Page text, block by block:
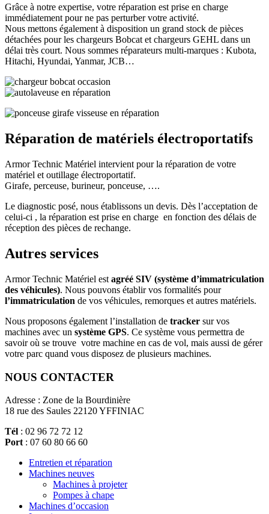
Grâce à notre expertise, votre réparation est prise en charge
immédiatement pour ne pas perturber votre activité.
Nous mettons également à disposition un grand stock de pièces
détachées pour les chargeurs Bobcat et chargeurs GEHL dans un
délai très court. Nous sommes réparateurs multi-marques : Kubota,
Hitachi, Hyundai, Yanmar, JCB…
Réparation de matériels électroportatifs
Armor Technic Matériel intervient pour la réparation de votre
matériel et outillage électroportatif.
Girafe, perceuse, burineur, ponceuse, ….
Le diagnostic posé, nous établissons un devis. Dès l’acceptation de
celui-ci , la réparation est prise en charge en fonction des délais de
réception des pièces de rechange.
Autres services
Armor Technic Matériel est agréé SIV (système d’immatriculation
des véhicules). Nous pouvons établir vos formalités pour
l’immatriculation de vos véhicules, remorques et autres matériels.
Nous proposons également l’installation de tracker sur vos
machines avec un système GPS. Ce système vous permettra de
savoir où se trouve votre machine en cas de vol, mais aussi de gérer
votre parc quand vous disposez de plusieurs machines.
NOUS CONTACTER
Adresse : Zone de la Bourdinière
18 rue des Saules 22120 YFFINIAC
Tél : 02 96 72 72 12
Port : 07 60 80 66 60
Entretien et réparation
Machines neuves
Machines à projeter
Pompes à chape
Machines d’occasion